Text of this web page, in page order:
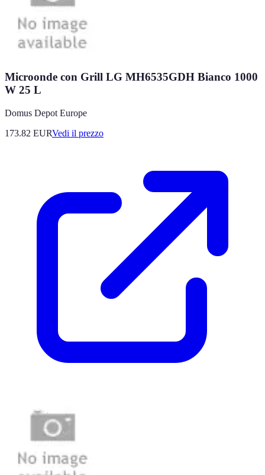
Microonde con Grill LG MH6535GDH Bianco 1000
W 25 L
Domus Depot Europe
173.82 EURVedi il prezzo